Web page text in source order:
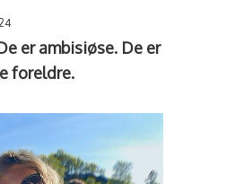
er ambisiøse. De er
foreldre.